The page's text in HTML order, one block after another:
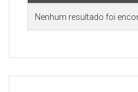
Nenhum resultado foi